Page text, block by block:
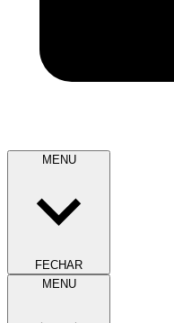
MENU
FECHAR
MENU